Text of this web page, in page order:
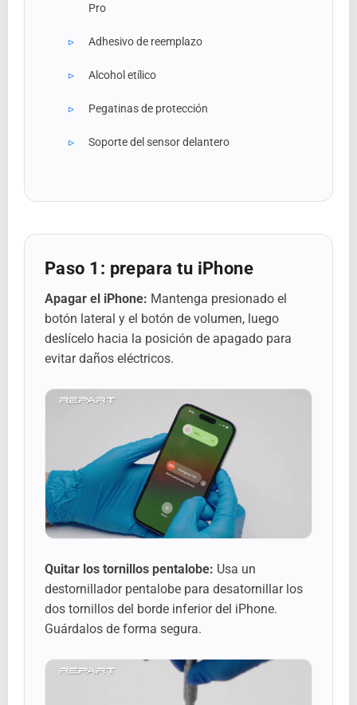
Pro
Adhesivo de reemplazo
Alcohol etílico
Pegatinas de protección
Soporte del sensor delantero
Paso 1: prepara tu iPhone
Apagar el iPhone: Mantenga presionado el
botón lateral y el botón de volumen, luego
deslícelo hacia la posición de apagado para
evitar daños eléctricos.
Quitar los tornillos pentalobe: Usa un
destornillador pentalobe para desatornillar los
dos tornillos del borde inferior del iPhone.
Guárdalos de forma segura.